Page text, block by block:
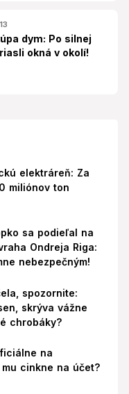
dym: Po silnej
okná v okolí!
elektráreň: Za
miliónov ton
sa podieľal na
Ondreja Riga:
nebezpečným!
spozornite:
skrýva vážne
chrobáky?
na
cinkne na účet?